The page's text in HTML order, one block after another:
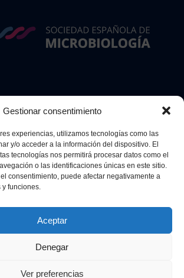
Gestionar consentimiento
experiencias, utilizamos tecnologías como las
y/o acceder a la información del dispositivo. El
tecnologías nos permitirá procesar datos como el
o las identificaciones únicas en este sitio.
consentimiento, puede afectar negativamente a
y funciones.
Aceptar
Denegar
Ver preferencias
de Microbiología. Todos los derechos